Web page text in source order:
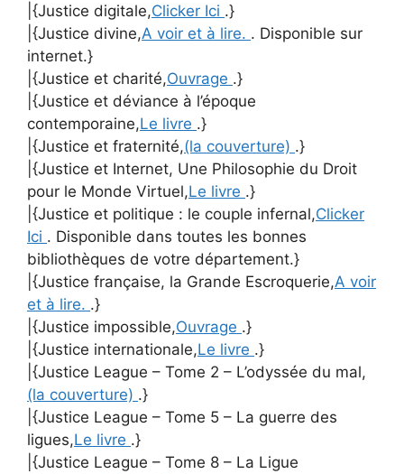
|{Justice digitale,Clicker Ici .}
|{Justice divine,A voir et à lire. . Disponible sur
internet.}
|{Justice et charité,Ouvrage .}
|{Justice et déviance à l’époque
contemporaine,Le livre .}
|{Justice et fraternité,(la couverture) .}
|{Justice et Internet, Une Philosophie du Droit
pour le Monde Virtuel,Le livre .}
|{Justice et politique : le couple infernal,Clicker
Ici . Disponible dans toutes les bonnes
bibliothèques de votre département.}
|{Justice française, la Grande Escroquerie,A voir
et à lire. .}
|{Justice impossible,Ouvrage .}
|{Justice internationale,Le livre .}
|{Justice League – Tome 2 – L’odyssée du mal,
(la couverture) .}
|{Justice League – Tome 5 – La guerre des
ligues,Le livre .}
|{Justice League – Tome 8 – La Ligue